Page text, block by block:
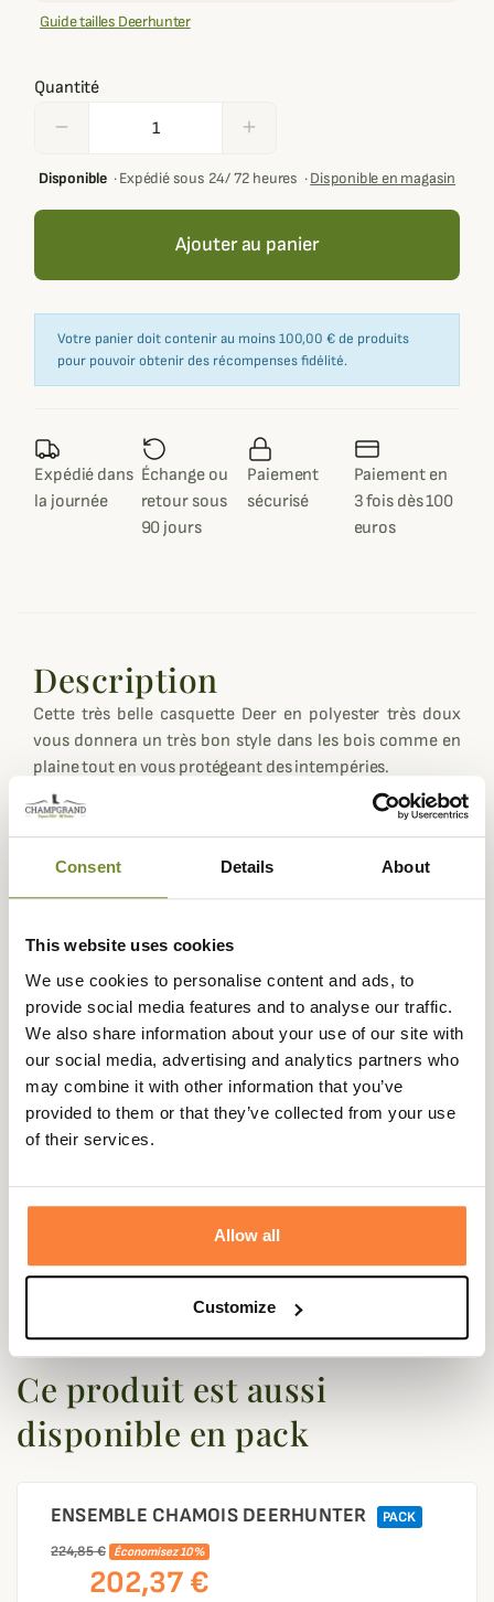
Consent Details About
This website uses cookies
We use cookies to personalise content and ads, to
provide social media features and to analyse our traffic.
We also share information about your use of our site with
our social media, advertising and analytics partners who
may combine it with other information that you’ve
provided to them or that they’ve collected from your use
of their services.
Allow all
Customize
Guide tailles Deerhunter
Quantité
remove add
Disponible·Expédié sous 24/ 72 heures ·Disponible en magasin
Ajouter au panier
Votre panier doit contenir au moins 100,00 € de produits
pour pouvoir obtenir des récompenses fidélité.
Expédié dans
la journée
Échange ou
retour sous
90 jours
Paiement
sécurisé
Paiement en
3 fois dès 100
euros
Description
Cette très belle casquette Deer en polyester très doux
vous donnera un très bon style dans les bois comme en
plaine tout en vous protégeant des intempéries.
Le polyester façon moleskine de cette casquette deer est
naturellement hydrophuge mais il est doublé d'une
membrane deertex étanche et respirante.
Le modèle Deer comporte une partie réversible Orange
Fiche technique
Coloris Vert
Questions (FAQs)
Questions (FAQs)
Poser une question
Ce produit est aussi
disponible en pack
ENSEMBLE CHAMOIS DEERHUNTER
PACK
224,85 €
Économisez 10%
202,37 €